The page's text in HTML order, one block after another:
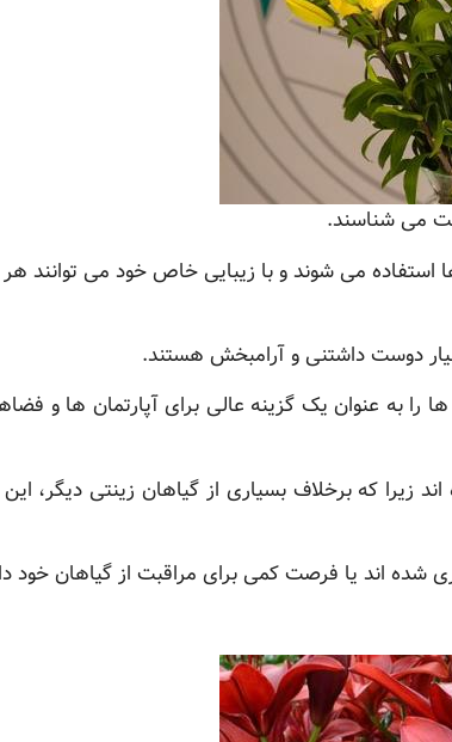
می شناسند.
می شوند و با زیبایی خاص خود می توانند هر
دوست داشتنی و آرامبخش هستند.
را به عنوان یک گزینه عالی برای آپارتمان ها و
زیرا که برخلاف بسیاری از گیاهان زینتی دیگر،
شده اند یا فرصت کمی برای مراقبت از گیاهان خود